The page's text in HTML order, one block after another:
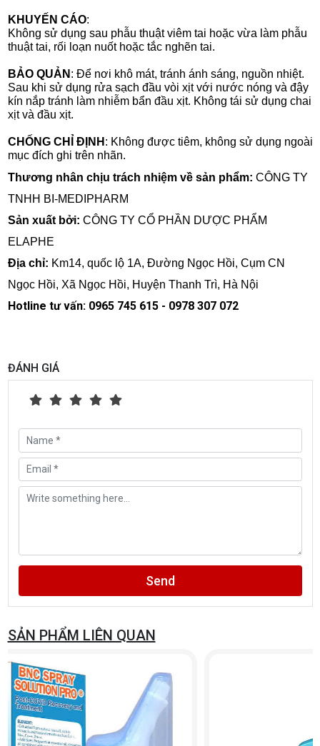
KHUYẾN CÁO:
Không sử dụng sau phẫu thuật viêm tai hoặc vừa làm phẫu
thuật tai, rối loạn nuốt hoặc tắc nghẽn tai.
BẢO QUẢN : Để nơi khô mát, tránh ánh sáng, nguồn nhiệt.
Sau khi sử dụng rửa sạch đầu vòi xịt với nước nóng và đậy
kín nắp tránh làm nhiễm bẩn đầu xịt. Không tái sử dụng chai
xịt và đầu xịt.
CHỐNG CHỈ ĐỊNH : Không được tiêm, không sử dụng ngoài
mục đích ghi trên nhãn.
Thương nhân chịu trách nhiệm về sản phẩm: CÔNG TY
TNHH BI-MEDIPHARM
Sản xuất bởi: CÔNG TY CỔ PHẦN DƯỢC PHẨM
ELAPHE
Địa chỉ: Km14, quốc lộ 1A, Đường Ngọc Hồi, Cụm CN
Ngọc Hồi, Xã Ngọc Hồi, Huyện Thanh Trì, Hà Nội
Hotline tư vấn: 0965 745 615 - 0978 307 072
ĐÁNH GIÁ
Send
SẢN PHẨM LIÊN QUAN